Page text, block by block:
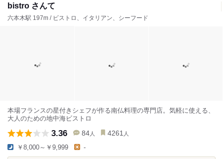
bistro さんて
六本木駅 197m / ビストロ、イタリアン、シーフード
本場フランスの星付きシェフが作る南仏料理の専門店。気軽に使える、
大人のための地中海ビストロ
3.36 84 人 4261 人
￥8,000～￥9,999 -